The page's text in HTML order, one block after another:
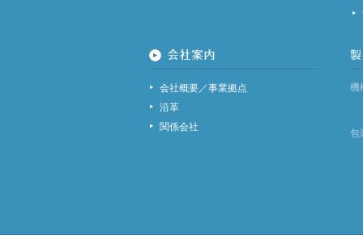
会社概要／事業拠点
沿革
関係会社
機
包